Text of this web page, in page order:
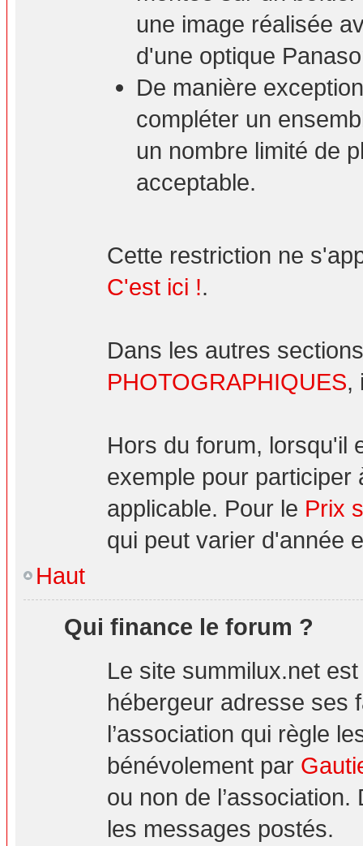
une image réalisée
d'une optique
De manière
compléter un
un nombre limité de
acceptable.
Cette restriction ne
C'est ici !.
Dans les autres
PHOTOGRAPHIQUES,
Hors du forum, lorsqu'il
exemple pour participer
applicable. Pour le Prix
qui peut varier d'année
Haut
Qui finance le forum ?
Le site summilux.net
hébergeur adresse ses
l’association qui règle
bénévolement par
ou non de
les messages postés.